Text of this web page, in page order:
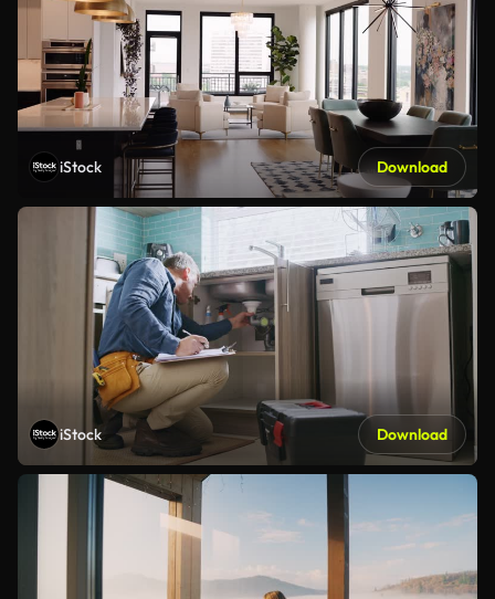
iStock Download
iStock Download